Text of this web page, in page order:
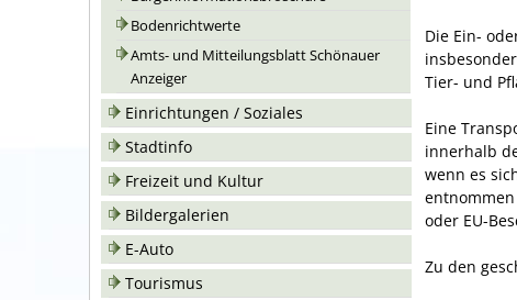
Bodenrichtwerte
Amts- und Mitteilungsblatt Schönauer
Anzeiger
Einrichtungen / Soziales
Stadtinfo
Freizeit und Kultur
Bildergalerien
E-Auto
Tourismus
Die Ein-
Tier- und
Eine
innerhalb
wenn es
oder EU-
Zu den